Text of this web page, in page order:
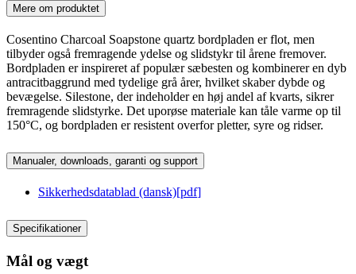
Mere om produktet
Cosentino Charcoal Soapstone quartz bordpladen er flot, men
tilbyder også fremragende ydelse og slidstykr til årene fremover.
Bordpladen er inspireret af populær sæbesten og kombinerer en dyb
antracitbaggrund med tydelige grå årer, hvilket skaber dybde og
bevægelse. Silestone, der indeholder en høj andel af kvarts, sikrer
fremragende slidstyrke. Det uporøse materiale kan tåle varme op til
150°C, og bordpladen er resistent overfor pletter, syre og ridser.
Manualer, downloads, garanti og support
Sikkerhedsdatablad (dansk)[pdf]
Specifikationer
Mål og vægt